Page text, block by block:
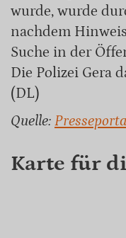
wurde, wurde
nachdem
Suche in der
Die Polizei Gera
(DL)
Quelle:
Karte für